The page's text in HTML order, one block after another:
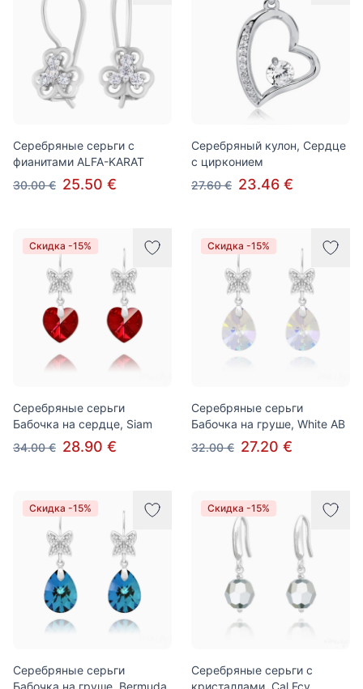
Серебряные серьги с
фианитами ALFA-KARAT
30.00 € 25.50 €
Серебряный кулон, Сердце
с цирконием
27.60 € 23.46 €
Скидка -15%
Серебряные серьги
Бабочка на сердце, Siam
34.00 € 28.90 €
Скидка -15%
Серебряные серьги
Бабочка на груше, White AB
32.00 € 27.20 €
Скидка -15%
Серебряные серьги
Бабочка на груше, Bermuda
Скидка -15%
Серебряные серьги с
кристаллами, Cal Fcv